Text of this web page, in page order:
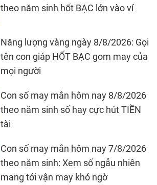
theo năm sinh hốt BẠC lớn vào ví
Năng lượng vàng ngày 8/8/2026: Gọi
tên con giáp HỐT BẠC gom may của
mọi người
Con số may mắn hôm nay 8/8/2026
theo năm sinh số hay cực hút TIỀN
tài
Con số may mắn hôm nay 7/8/2026
theo năm sinh: Xem số ngẫu nhiên
mang tới vận may khó ngờ